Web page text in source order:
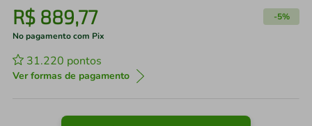
R$ 889,77 -5%
No pagamento com Pix
31.220 pontos
Ver formas de pagamento